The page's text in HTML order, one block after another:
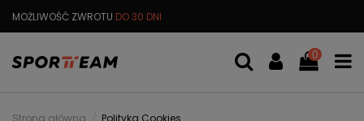
MOŻLIWOŚĆ ZWROTU DO 30 DNI
0
Strona główna Polityka Cookies